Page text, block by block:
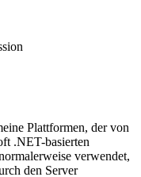
Plattformen, der von
.NET-basierten
verwendet,
den Server